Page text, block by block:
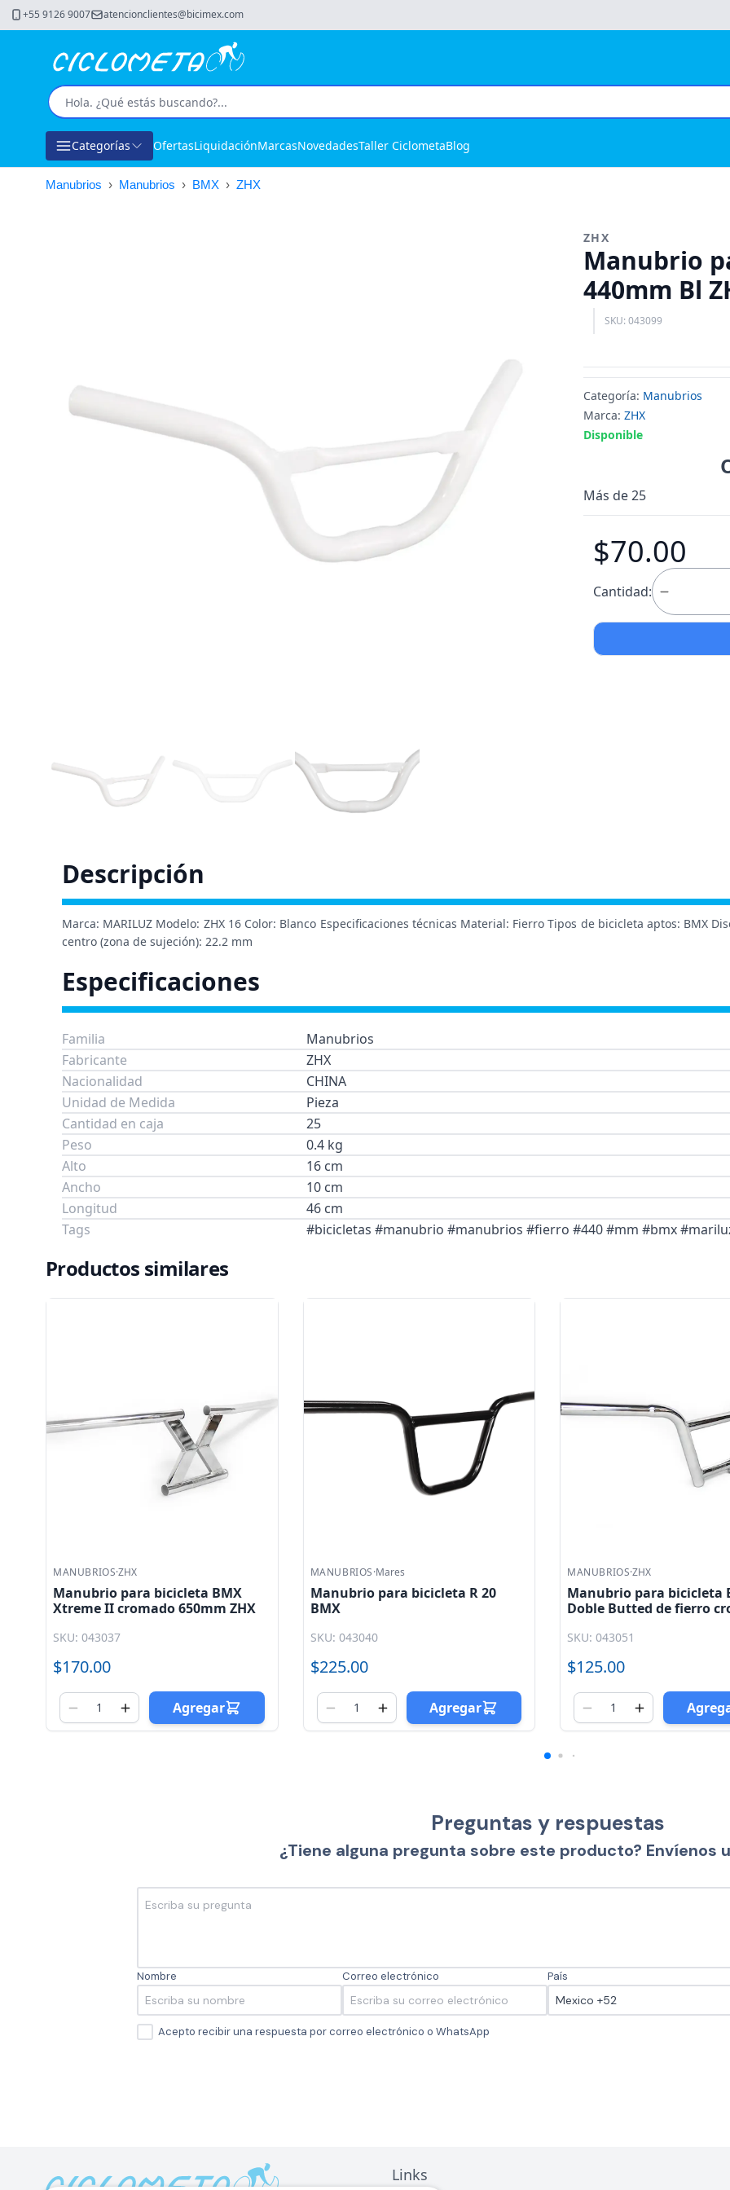
+55 9126 9007 atencionclientes@bicimex.com
Categorías OfertasLiquidaciónMarcasNovedadesTaller CiclometaBlog
Manubrios › Manubrios › BMX › ZHX
ZHX
Manubrio
440mm Bl
SKU: 043099
Categoría: Manubrios
Marca: ZHX
Disponible
Más de 25
$70.00
Cantidad:
Descripción
Marca: MARILUZ Modelo: ZHX 16 Color: Blanco Especificaciones técnicas Material: Fierro Tipos de bicicleta aptos: BMX
centro (zona de sujeción): 22.2 mm
Especificaciones
Familia
Manubrios
Fabricante
ZHX
Nacionalidad
CHINA
Unidad de Medida
Pieza
Cantidad en caja
25
Peso
0.4 kg
Alto
16 cm
Ancho
10 cm
Longitud
46 cm
Tags
#bicicletas #manubrio #manubrios #fierro #440 #mm #bmx
Productos similares
MANUBRIOS·Mares
Manubrio para bicicleta R 20
BMX
SKU: 043040
$225.00
Agregar
MANUBRIOS·ZHX
Manubrio para bicicleta BMX
Doble Butted de fierro cromado
SKU: 043051
$125.00
Agregar
MANUBRIOS·ZHX
Manubrio para bicicleta
de fierro negro 420 x
SKU: 043093
$50.00
Preguntas y respuestas
¿Tiene alguna pregunta sobre este producto? Envíenos
Nombre Correo electrónico País
Acepto recibir una respuesta por correo electrónico o WhatsApp
Links